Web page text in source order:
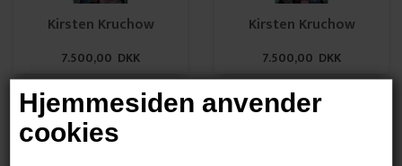
Hjemmesiden anvender
cookies
Kirsten Kruchow
7.500,00 DKK
Kirsten Kruchow
7.500,00 DKK